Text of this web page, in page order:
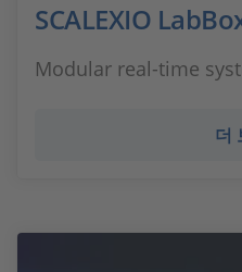
SCALEXIO
Modular real-time
더